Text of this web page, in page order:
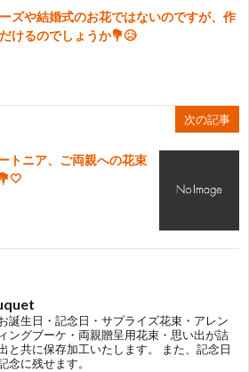
ズや結婚式のお花ではないのですが、作
けるのでしょうか💐😥
次の記事
トニア、ご両親への花束
誕生日・記念日・サプライズ花束・アレン
ングブーケ・両親贈呈用花束・思い出が詰
と共に保存加工いたします。
また、記念日
念に残せます。